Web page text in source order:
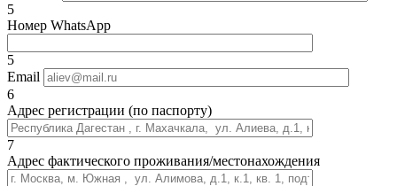
5
Номер WhatsApp
5
Email
6
Адрес регистрации (по паспорту)
7
Адрес фактического проживания/местонахождения